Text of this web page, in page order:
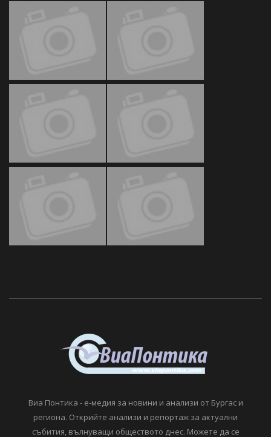
Виа Понтика - е-медия за новини и анализи от Бургас и
региона. Открийте анализи и репортаж за актуални
събития, вълнуващи обществото днес. Можете да се